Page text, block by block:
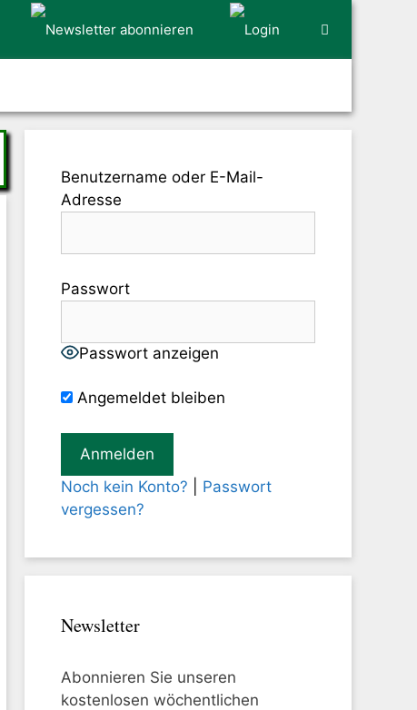
Benutzername oder E-Mail-
Adresse
Passwort
Passwort anzeigen
Angemeldet bleiben
Noch kein Konto?
Passwort
vergessen?
Newsletter
Abonnieren Sie unseren
kostenlosen wöchentlichen